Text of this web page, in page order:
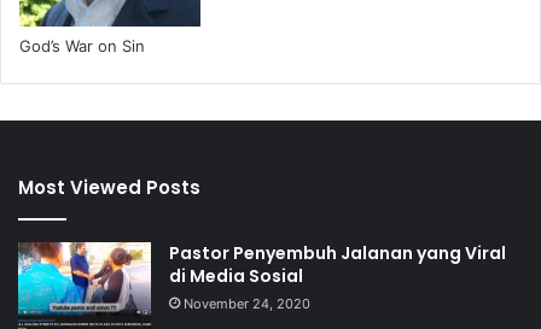
God’s War on Sin
Most Viewed Posts
Pastor Penyembuh Jalanan yang Viral
di Media Sosial
November 24, 2020